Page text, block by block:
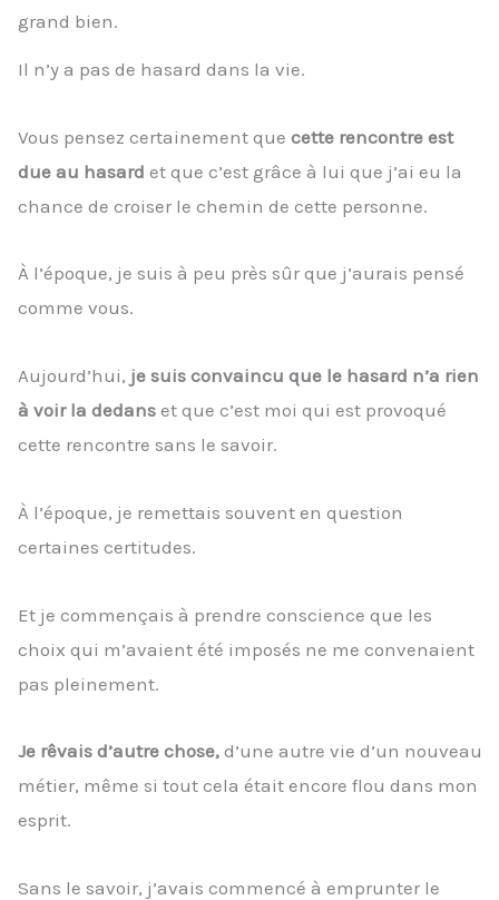
grand bien.
Il n’y a pas de hasard dans la vie.
Vous pensez certainement que cette rencontre est
due au hasard et que c’est grâce à lui que j’ai eu la
chance de croiser le chemin de cette personne.
À l’époque, je suis à peu près sûr que j’aurais pensé
comme vous.
Aujourd’hui, je suis convaincu que le hasard n’a rien
à voir la dedans et que c’est moi qui est provoqué
cette rencontre sans le savoir.
À l’époque, je remettais souvent en question
certaines certitudes.
Et je commençais à prendre conscience que les
choix qui m’avaient été imposés ne me convenaient
pas pleinement.
Je rêvais d’autre chose, d’une autre vie d’un nouveau
métier, même si tout cela était encore flou dans mon
esprit.
Sans le savoir, j’avais commencé à emprunter le